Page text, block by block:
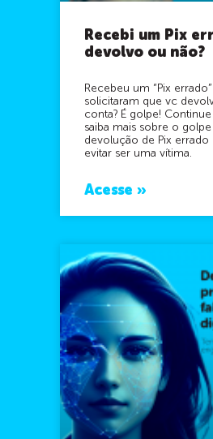
Recebi um Pix
devolvo ou não?
Recebeu um “Pix
solicitaram que vc
conta? É golpe!
saiba mais sobre o golpe
devolução de Pix
evitar ser uma vítima.
Acesse »